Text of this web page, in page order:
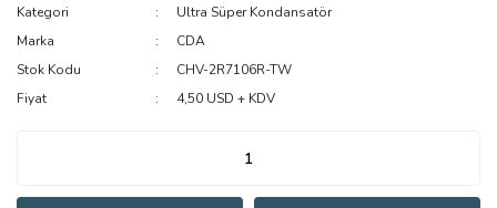
Kategori
Ultra Süper Kondansatör
Marka
CDA
Stok Kodu
CHV-2R7106R-TW
Fiyat
4,50 USD + KDV